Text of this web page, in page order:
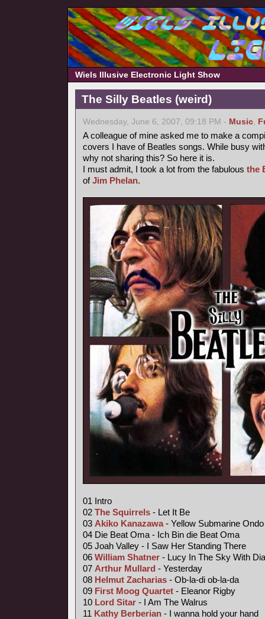
Wiels Illusive Electronic Light Show
The Silly Beatles (weird)
Wednesday, June 6, 2007, 09:18 PM - Music,
A colleague of mine asked me to make a
covers I have of Beatles songs. While busy
why not sharing this? So here it is.
I must admit, I took a lot from the fabulous the
ofJim Phelan.
01 Intro
02 The Squirrels - Let It Be
03 Akiko Kanazawa- Yellow Submarine Ondo
04 Die Beat Oma - Ich Bin die Beat Oma
05 Joah Valley - I Saw Her Standing There
06 William Shatner - Lucy In The Sky With
07 Arthur Mullard - Yesterday
08 Helmut Zacharias - Ob-la-di ob-la-da
09 First Moog Quartet - Eleanor Rigby
10 Lord Sitar - I Am The Walrus
11 Kathy Berberian - I wanna hold your hand